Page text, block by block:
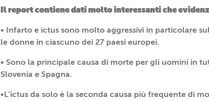
Il report contiene dati molto interessanti che
• Infarto e ictus sono molto aggressivi in particolare
le donne in ciascuno dei 27 paesi europei.
• Sono la principale causa di morte per gli uomini in
Slovenia e Spagna.
•L’ictus da solo è la seconda causa più frequente di